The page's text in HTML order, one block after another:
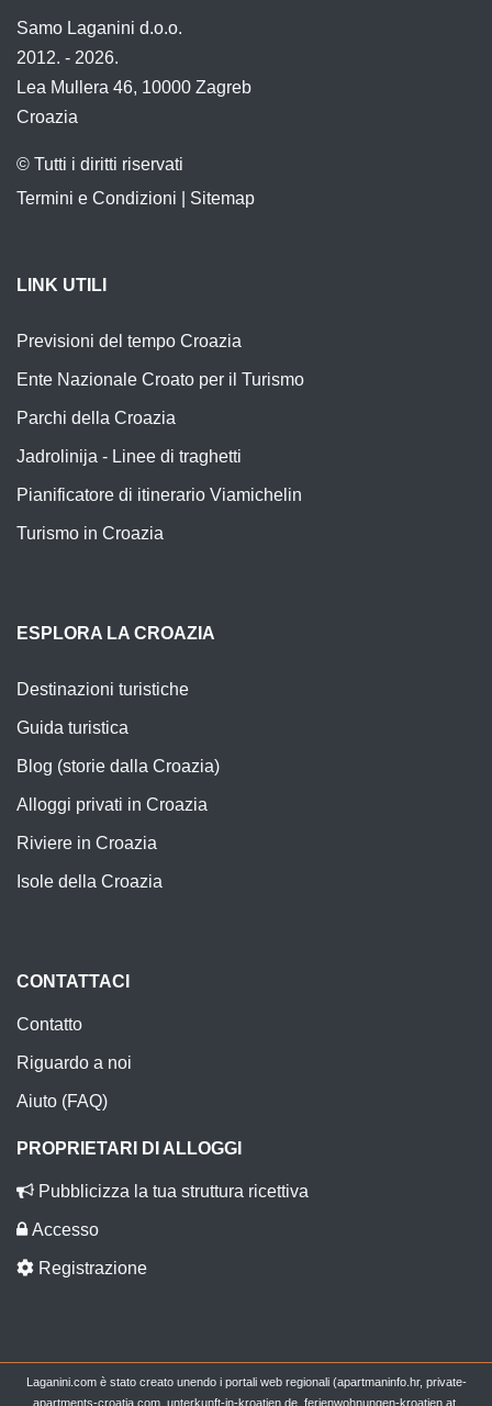
Samo Laganini d.o.o.
2012. - 2026.
Lea Mullera 46, 10000 Zagreb
Croazia
© Tutti i diritti riservati
Termini e Condizioni
Sitemap
LINK UTILI
Previsioni del tempo Croazia
Ente Nazionale Croato per il Turismo
Parchi della Croazia
Jadrolinija - Linee di traghetti
Pianificatore di itinerario Viamichelin
Turismo in Croazia
ESPLORA LA CROAZIA
Destinazioni turistiche
Guida turistica
Blog (storie dalla Croazia)
Alloggi privati in Croazia
Riviere in Croazia
Isole della Croazia
CONTATTACI
Contatto
Riguardo a noi
Aiuto (FAQ)
PROPRIETARI DI ALLOGGI
Pubblicizza la tua struttura ricettiva
Accesso
Registrazione
Laganini.com è stato creato unendo i portali web regionali (apartmaninfo.hr, private-
apartments-croatia.com, unterkunft-in-kroatien.de, ferienwohnungen-kroatien.at,